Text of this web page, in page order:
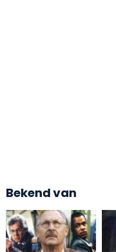
Bekend van